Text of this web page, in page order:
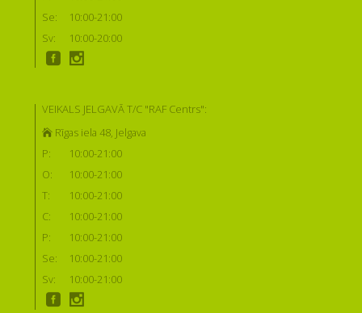
Se:
10:00-21:00
Sv:
10:00-20:00
VEIKALS JELGAVĀ T/C "RAF Centrs":
Rīgas iela 48, Jelgava
P:
10:00-21:00
O:
10:00-21:00
T:
10:00-21:00
C:
10:00-21:00
P:
10:00-21:00
Se:
10:00-21:00
Sv:
10:00-21:00